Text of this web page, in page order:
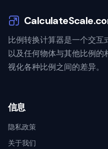
比例转换计算器是一个交
以及任何物体与其他比例
视化各种比例之间的差异。
信息
隐私政策
关于我们